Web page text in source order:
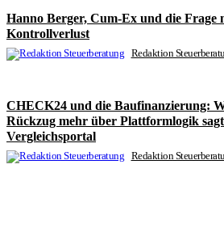
Hanno Berger, Cum-Ex und die Frage
Kontrollverlust
Redaktion
CHECK24 und die Baufinanzierung:
Rückzug mehr über Plattformlogik sagt
Vergleichsportal
Redaktion